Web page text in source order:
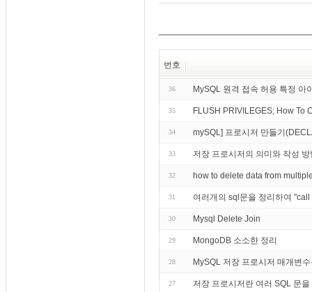
번호
36 MySQL 원격 접속 허용 특정 아
35 FLUSH PRIVILEGES; How To
34 mySQL] 프로시저 만들기
33 저장 프로시저의 의미와 작성
32 how to delete data from
31 여러개의 sql문을 정리하여
30 Mysql Delete Join
29 MongoDB 소소한 정리
28 MySQL 저장 프로시저 매개변
27 저장 프로시저란 여러 SQL 문